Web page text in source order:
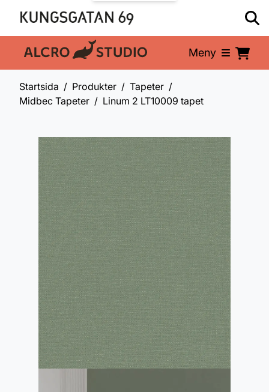
En del av: Meny
Startsida Produkter
Tapeter
Midbec Tapeter
Linum 2 LT10009 tapet